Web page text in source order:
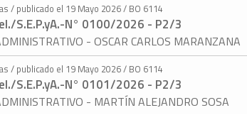
/ publicado el 19 Mayo 2026 / BO 6114
S.E.P.yA.-N° 0100/2026 - P2/3
- OSCAR CARLOS MARANZANA
/ publicado el 19 Mayo 2026 / BO 6114
S.E.P.yA.-N° 0101/2026 - P2/3
- MARTÍN ALEJANDRO SOSA